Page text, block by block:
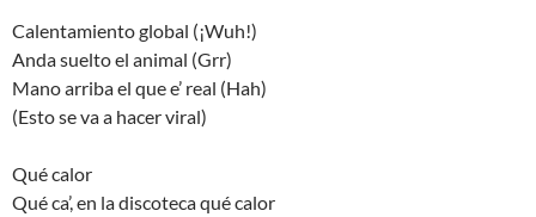
Calentamiento global (¡Wuh!)
Anda suelto el animal (Grr)
Mano arriba el que e’ real (Hah)
(Esto se va a hacer viral)
Qué calor
Qué ca’, en la discoteca qué calor